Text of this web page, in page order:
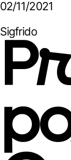
02/11/2021
Sigfrido